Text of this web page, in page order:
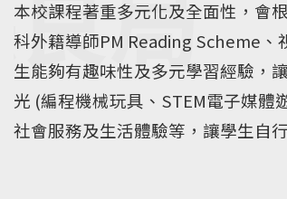
本校課程著重多元化及全面性，會
科外籍導師PM Reading Scheme
生能夠有趣味性及多元學習經驗，
光 (編程機械玩具、STEM電子媒
社會服務及生活體驗等，讓學生自